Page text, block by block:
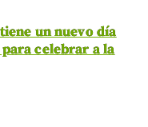
un nuevo día
celebrar a la